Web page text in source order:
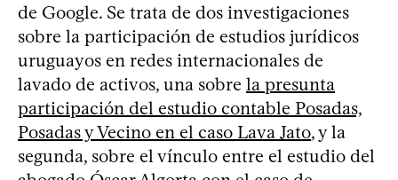
de Google. Se trata de dos investigaciones
sobre la participación de estudios jurídicos
uruguayos en redes internacionales de
lavado de activos, una sobre la presunta
participación del estudio contable Posadas,
Posadas y Vecino en el caso Lava Jato, y la
segunda, sobre el vínculo entre el estudio del